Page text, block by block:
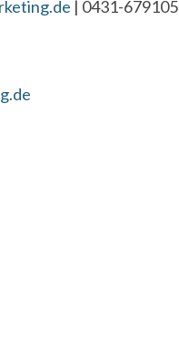
| 0431-